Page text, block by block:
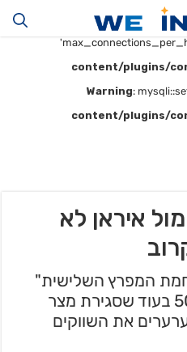
Warning
:
content/plugins/
Warning:
content/plugins/
איראן לא
המפרץ השלישית"
מחירי הנפט מזנקים ב-50% בעוד שסגירת מצר
את השווקים